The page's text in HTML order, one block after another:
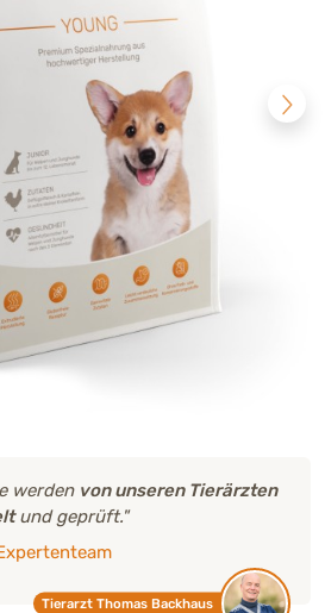
werden von unseren Tierärzten
und geprüft."
Tierarzt Thomas Backhaus